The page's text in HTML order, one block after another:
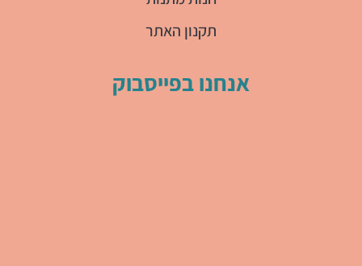
תקנון האתר
אנחנו בפייסבוק